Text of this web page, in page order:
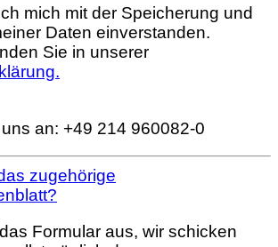
mich mit der Speicherung und
Daten einverstanden.
Sie in unserer
an: +49 214 960082-0
zugehörige
Formular aus, wir schicken